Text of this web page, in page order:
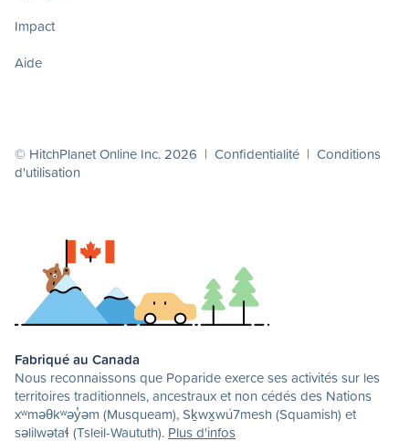
Impact
Aide
© HitchPlanet Online Inc. 2026 | Confidentialité | Conditions
d'utilisation
Fabriqué au Canada
Nous reconnaissons que Poparide exerce ses activités sur les
territoires traditionnels, ancestraux et non cédés des Nations
xʷməθkʷəy̓əm (Musqueam), Sḵwx̱wú7mesh (Squamish) et
səlilwətaɬ (Tsleil-Waututh). Plus d'infos